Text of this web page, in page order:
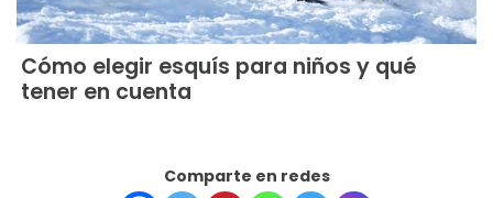
Cómo elegir esquís para niños y qué
tener en cuenta
Comparte en redes